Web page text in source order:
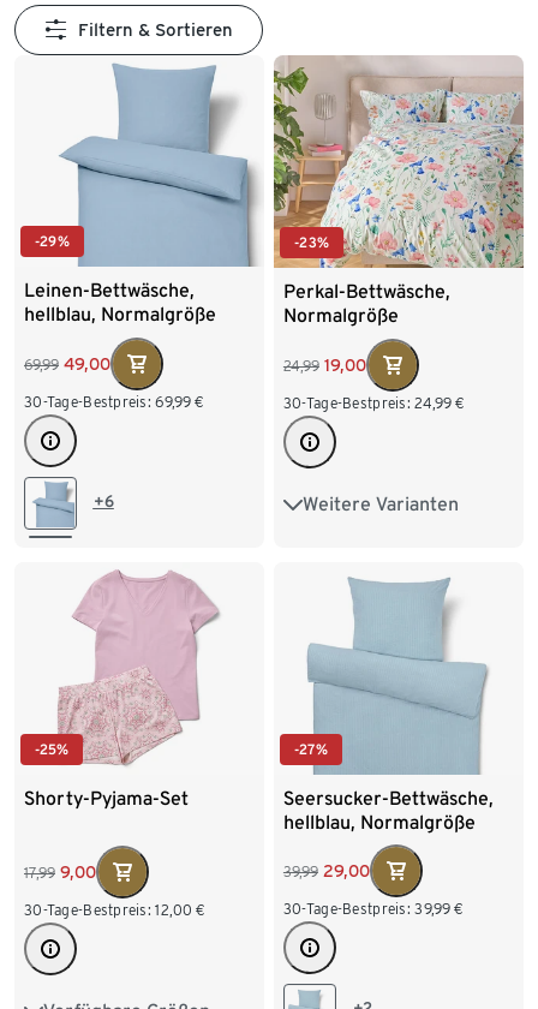
Filtern & Sortieren
-29%
Leinen-Bettwäsche,
hellblau, Normalgröße
69,99 49,00
30-Tage-Bestpreis: 69,99 €
+6
-23%
Perkal-Bettwäsche,
Normalgröße
24,99 19,00
30-Tage-Bestpreis: 24,99 €
Weitere Varianten
Übergröße
-25%
Shorty-Pyjama-Set
17,99 9,00
30-Tage-Bestpreis: 12,00 €
-27%
Seersucker-Bettwäsche,
hellblau, Normalgröße
39,99 29,00
30-Tage-Bestpreis: 39,99 €